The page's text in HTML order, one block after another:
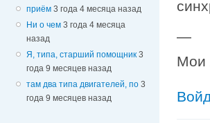
приём 3 года 4 месяца назад
Ни о чем 3 года 4 месяца
назад
Я, типа, старший помощник 3
года 9 месяцев назад
там два типа двигателей, по 3
года 9 месяцев назад
—
Мои